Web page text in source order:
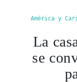
América y
La
se